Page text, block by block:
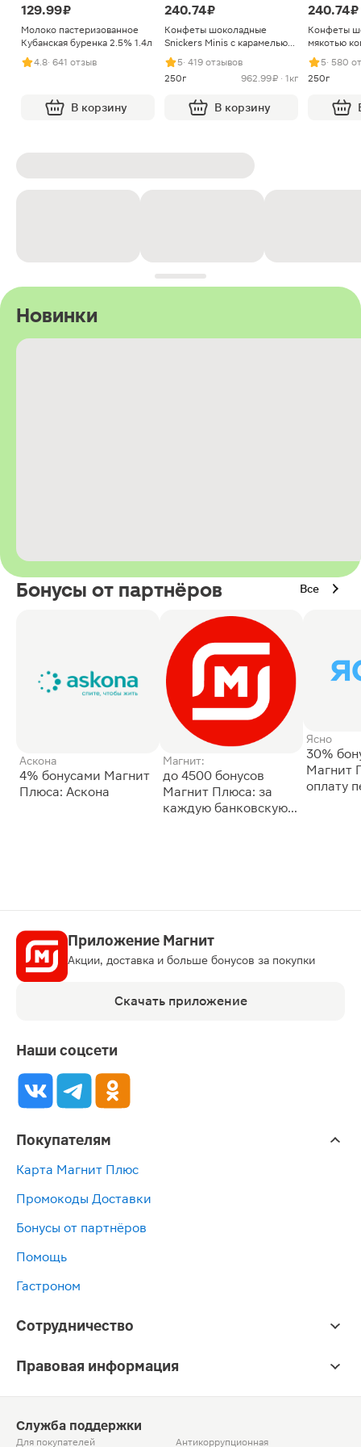
129.99 ₽
Молоко пастеризованное
Кубанская буренка 2.5% 1.4л
4.8· 641 отзыв
В корзину
240.74 ₽
Конфеты шоколадные
Snickers Minis с карамелью
арахисом и нугой
5· 419 отзывов
250г
962.99 ₽ · 1кг
В корзину
240.74 ₽
Конфеты
мякотью
5· 580
250г
Новинки
Бонусы от партнёров Все
Аскона
4% бонусами Магнит
Плюса: Аскона
Магнит:
до 4500 бонусов
Магнит Плюса: за
каждую банковскую
Ясно
30%
Магнит
оплату
Приложение Магнит
Акции, доставка и больше бонусов за покупки
Скачать приложение
Наши соцсети
Покупателям
Карта Магнит Плюс
Промокоды Доставки
Бонусы от партнёров
Помощь
Гастроном
Сотрудничество
Правовая информация
Служба поддержки
Для покупателей Антикоррупционная